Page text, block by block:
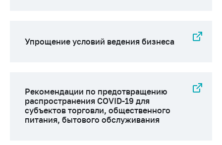
Упрощение условий ведения бизнеса
Рекомендации по предотвращению
распространения COVID-19 для
субъектов торговли, общественного
питания, бытового обслуживания